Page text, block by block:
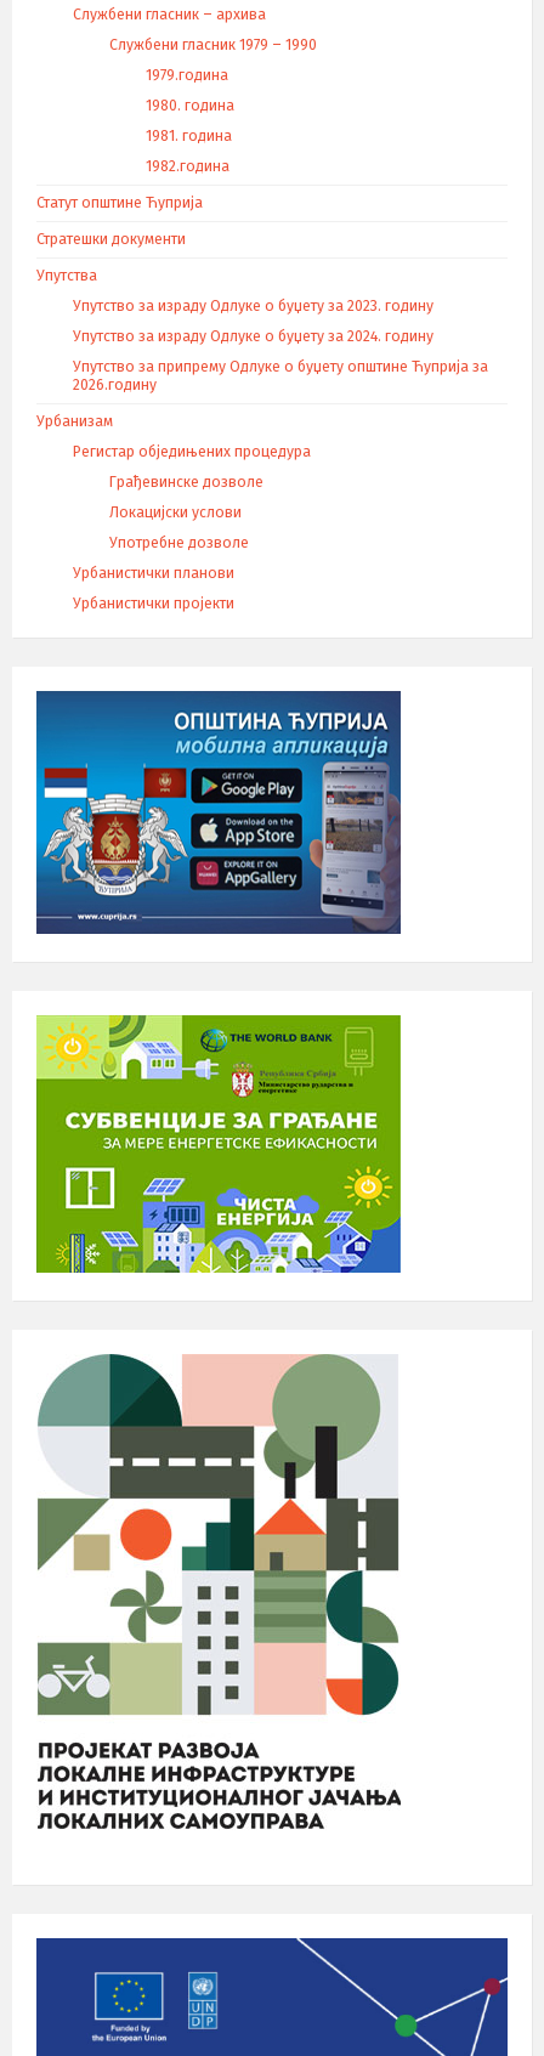
Службени гласник – архива
Службени гласник 1979 – 1990
1979.година
1980. година
1981. година
1982.година
Статут општине Ћуприја
Стратешки документи
Упутства
Упутство за израду Одлуке о буџету за 2023. годину
Упутство за израду Одлуке о буџету за 2024. годину
Упутство за припрему Одлуке о буџету општине Ћуприја за
2026.годину
Урбанизам
Регистар обједињених процедура
Грађевинске дозволе
Локацијски услови
Употребне дозволе
Урбанистички планови
Урбанистички пројекти